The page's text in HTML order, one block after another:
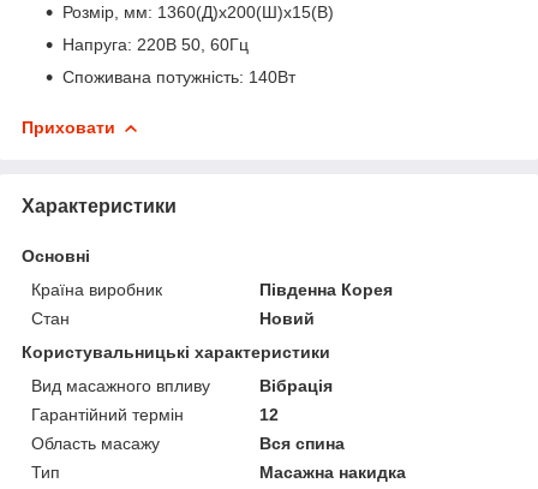
Розмір, мм: 1360(Д)х200(Ш)х15(В)
Напруга: 220В 50, 60Гц
Споживана потужність: 140Вт
Приховати
Характеристики
Основні
Країна виробник
Південна Корея
Стан
Новий
Користувальницькі характеристики
Вид масажного впливу
Вібрація
Гарантійний термін
12
Область масажу
Вся спина
Тип
Масажна накидка